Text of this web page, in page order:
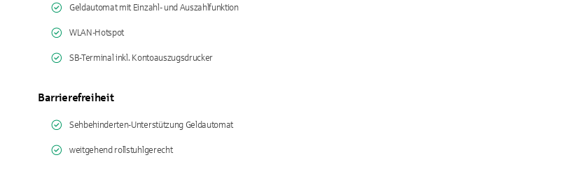
Geldautomat mit Einzahl- und Auszahlfunktion
WLAN-Hotspot
SB-Terminal inkl. Kontoauszugsdrucker
Barrierefreiheit
Sehbehinderten-Unterstützung Geldautomat
weitgehend rollstuhlgerecht